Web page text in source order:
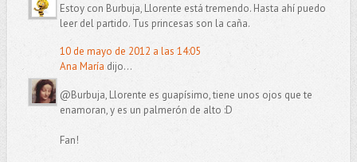
Estoy con Burbuja, Llorente está tremendo. Hasta ahí puedo
leer del partido. Tus princesas son la caña.
10 de mayo de 2012 a las 14:05
Ana María dijo...
@Burbuja, Llorente es guapísimo, tiene unos ojos que te
enamoran, y es un palmerón de alto :D
Fan!